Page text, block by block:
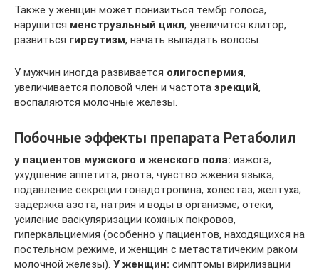
Также у женщин может понизиться тембр голоса,
нарушится менструальный цикл, увеличится клитор,
развиться гирсутизм, начать выпадать волосы.
У мужчин иногда развивается олигоспермия,
увеличивается половой член и частота эрекций,
воспаляются молочные железы.
Побочные эффекты препарата Ретаболил
у пациентов мужского и женского пола: изжога,
ухудшение аппетита, рвота, чувство жжения языка,
подавление секреции гонадотропина, холестаз, желтуха;
задержка азота, натрия и воды в организме; отеки,
усиление васкуляризации кожных покровов,
гиперкальциемия (особенно у пациентов, находящихся на
постельном режиме, и женщин с метастатичеким раком
молочной железы). У женщин: симптомы вирилизации